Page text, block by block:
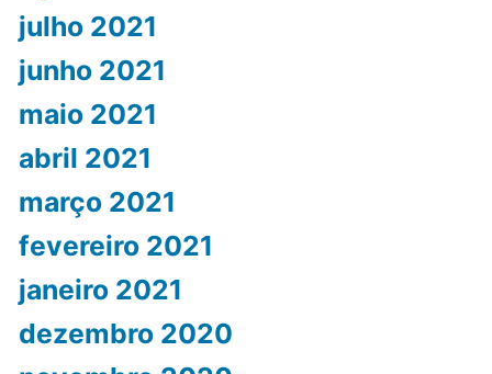
julho 2021
junho 2021
maio 2021
abril 2021
março 2021
fevereiro 2021
janeiro 2021
dezembro 2020